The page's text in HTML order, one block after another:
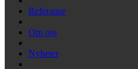
Referanse
Om oss
Nyheter